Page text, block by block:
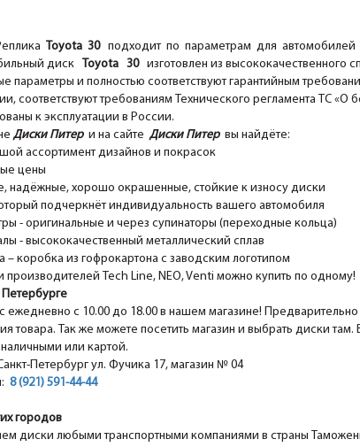
Toyota 30 подходит по параметрам для автомобилей
диск Toyota 30 изготовлен из
параметры и полностью соответствуют гарантийным
соответствуют требованиям Технического регламента ТС «О
к эксплуатации в России.
Диски Питер и на сайте Диски Питер вы найдёте:
ассортимент дизайнов и покрасок
цены
хорошо окрашенные, стойкие к износу диски
подчеркнёт индивидуальность вашего автомобиля
- оригинальные и через супинаторы (переходные кольца)
- высококачественный металлический сплав
коробка из гофрокартона с заводским логотипом
Tech Line, NEO, Venti можно купить по одному!
Петербурге
с 10.00 до 18.00 в нашем магазине!
товара. Так же можете посетить магазин и выбрать диски
или картой.
Петербург ул. Фучика 17, магазин № 04
8 (921) 591-44-44
городов
диски любыми транспортными компаниями в страны